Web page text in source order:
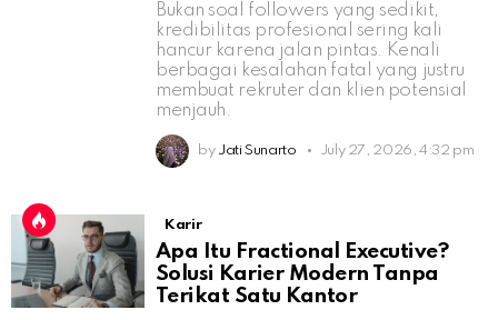
Bukan soal followers yang sedikit,
kredibilitas profesional sering kali
hancur karena jalan pintas. Kenali
berbagai kesalahan fatal yang justru
membuat rekruter dan klien potensial
menjauh.
by Jati Sunarto July 27, 2026, 4:32 pm
Karir
Apa Itu Fractional Executive?
Solusi Karier Modern Tanpa
Terikat Satu Kantor